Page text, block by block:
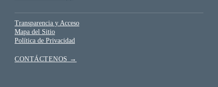
Transparencia y Acceso
Mapa del Sitio
Política de Privacidad
CONTÁCTENOS →